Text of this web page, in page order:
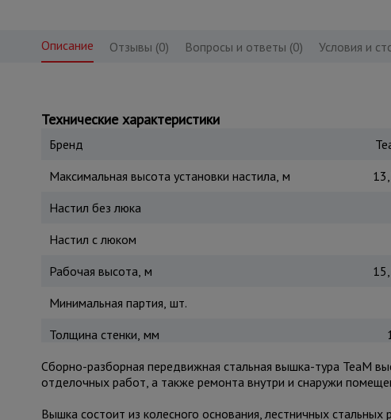
Описание Отзывы (0) Вопросы и ответы (0) Условия и
Технические характеристики
Бренд
Максимальная высота установки настила, м
Настил без люка
Настил с люком
Рабочая высота, м
Минимальная партия, шт.
Толщина стенки, мм
Сборно-разборная передвижная стальная вышка-тура TeaM
отделочных работ, а также ремонта внутри и снаружи
Вышка состоит из колесного основания, лестничных